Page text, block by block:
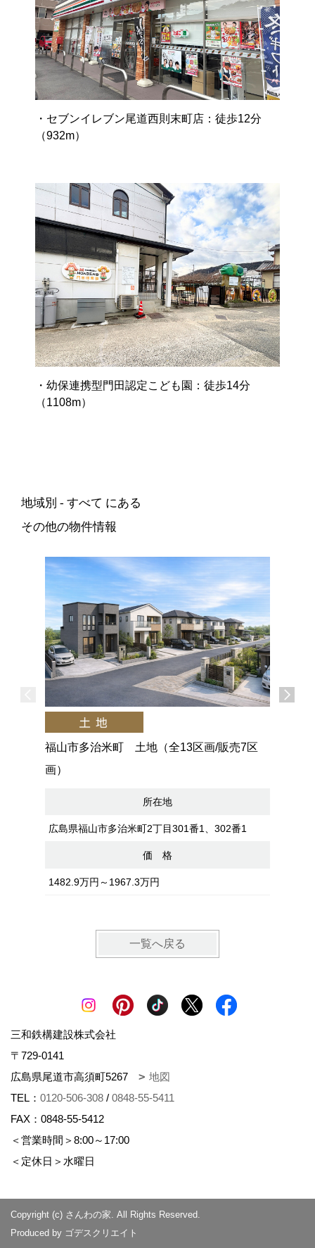
・セブンイレブン尾道西則末町店：徒歩12分
（932m）
・幼保連携型門田認定こども園：徒歩14分
（1108m）
地域別 - すべて にある
その他の物件情報
福山市多治米町 土地（全13区画/販売7区
画）
所在地
広島県福山市多治米町2丁目301番1、302番1
価 格
1482.9万円～1967.3万円
一覧へ戻る
三和鉄構建設株式会社
〒729-0141
広島県尾道市高須町5267
地図
TEL： 0120-506-308 / 0848-55-5411
FAX：0848-55-5412
＜営業時間＞8:00～17:00
＜定休日＞水曜日
Copyright (c) さんわの家. All Rights Reserved.
Produced by ゴデスクリエイト